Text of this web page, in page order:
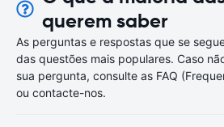
querem saber
As perguntas e respostas que se
das questões mais populares. Caso
sua pergunta, consulte as FAQ
ou contacte-nos.